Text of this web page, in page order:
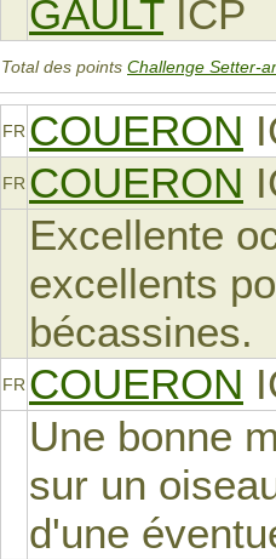
GAULTICP
Total des points Challenge Setter-
FR COUERON
FR COUERON
Excellente
excellents
bécassines.
FR COUERON
Une bonne
sur un
d'une